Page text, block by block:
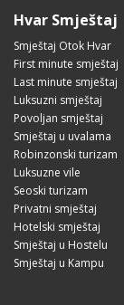
Hvar Smještaj
Smještaj Otok Hvar
First minute smještaj
Last minute smještaj
Luksuzni smještaj
Povoljan smještaj
Smještaj u uvalama
Robinzonski turizam
Luksuzne vile
Seoski turizam
Privatni smještaj
Hotelski smještaj
Smještaj u Hostelu
Smještaj u Kampu